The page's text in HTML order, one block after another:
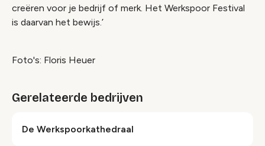
creëren voor je bedrijf of merk. Het Werkspoor Festival
is daarvan het bewijs.’
Foto's: Floris Heuer
Gerelateerde bedrijven
De Werkspoorkathedraal